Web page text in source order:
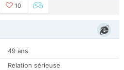
10
49 ans
Relation sérieuse